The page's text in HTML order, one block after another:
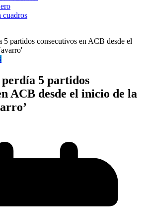
cuadros
5 partidos
ACB desde el inicio de la